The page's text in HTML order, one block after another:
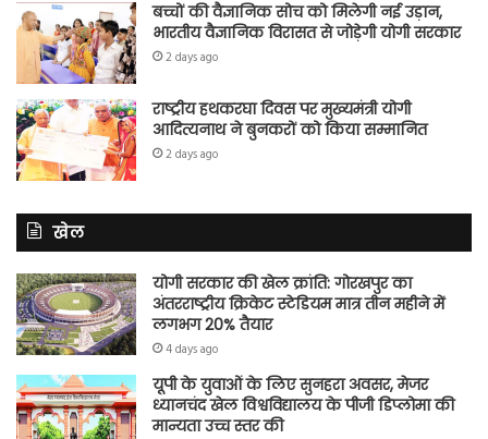
बच्चों की वैज्ञानिक सोच को मिलेगी नई उड़ान,
भारतीय वैज्ञानिक विरासत से जोड़ेगी योगी सरकार
2 days ago
राष्ट्रीय हथकरघा दिवस पर मुख्यमंत्री योगी
आदित्यनाथ ने बुनकरों को किया सम्मानित
2 days ago
खेल
योगी सरकार की खेल क्रांति: गोरखपुर का
अंतरराष्ट्रीय क्रिकेट स्टेडियम मात्र तीन महीने में
लगभग 20% तैयार
4 days ago
यूपी के युवाओं के लिए सुनहरा अवसर, मेजर
ध्यानचंद खेल विश्वविद्यालय के पीजी डिप्लोमा की
मान्यता उच्च स्तर की